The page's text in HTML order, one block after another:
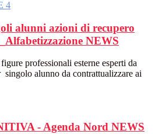
alunni azioni di recupero
NEWS
professionali esterne esperti da
singolo alunno da contrattualizzare ai
- Agenda Nord NEWS